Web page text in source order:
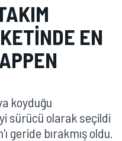
EN
koyduğu
sürücü olarak seçildi
geride bırakmış oldu.